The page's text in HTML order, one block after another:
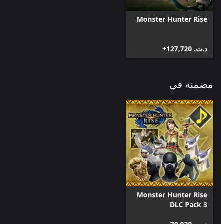
Monster Hunter Rise
د.ت.‏ 127,720+
مضمنة في
Monster Hunter Rise
DLC Pack 3